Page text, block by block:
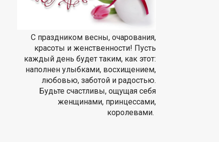
С праздником весны, очарования,
красоты и женственности! Пусть
каждый день будет таким, как этот:
наполнен улыбками, восхищением,
любовью, заботой и радостью.
Будьте счастливы, ощущая себя
женщинами, принцессами,
королевами.